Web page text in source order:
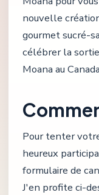
nouvelle
gourmet sucré-
célébrer la
Moana au
Pour tenter
heureux
formulaire de
J'en profite ci-